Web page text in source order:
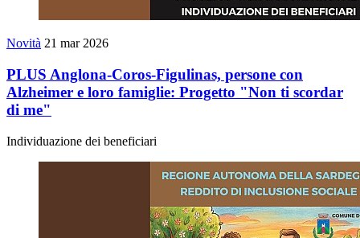
Novità 21 mar 2026
PLUS Anglona-Coros-Figulinas, persone con
Alzheimer e loro famiglie: Progetto "Non ti scordar
di me"
Individuazione dei beneficiari